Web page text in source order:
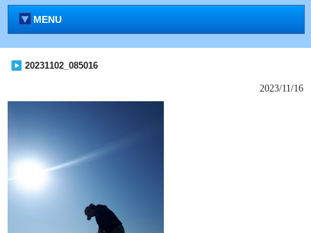
MENU
20231102_085016
2023/11/16